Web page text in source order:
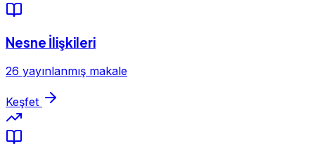
Nesne İlişkileri
26 yayınlanmış makale
Keşfet